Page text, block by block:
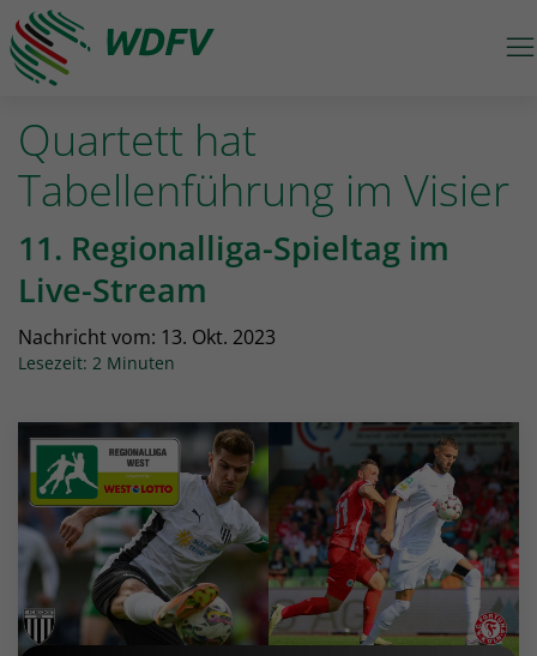
Logo: wdfv führt zur Starseite
Quartett hat
Tabellenführung im Visier
11. Regionalliga-Spieltag im
Live-Stream
Nachricht vom: 13. Okt. 2023
Lesezeit: 2 Minuten